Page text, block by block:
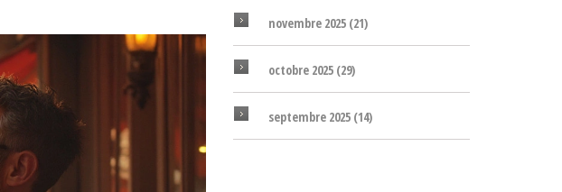
novembre 2025 (21)
octobre 2025 (29)
septembre 2025 (14)